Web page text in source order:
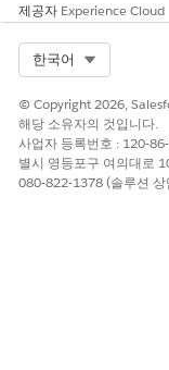
제공자 Experience Cloud
한국어
© Copyright 2026,
해당 소유자의 것입니다.
사업자 등록번호 : 120-
별시 영등포구 여의대로
080-822-1378 (솔루션